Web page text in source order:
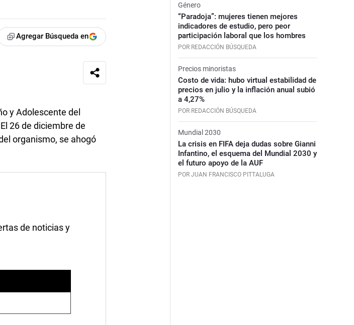
Agregar Búsqueda en
y Adolescente del
26 de diciembre de
organismo, se ahogó
de noticias y
Género
“Paradoja”: mujeres tienen mejores
indicadores de estudio, pero peor
participación laboral que los hombres
POR REDACCIÓN BÚSQUEDA
Precios minoristas
Costo de vida: hubo virtual estabilidad de
precios en julio y la inflación anual subió
a 4,27%
POR REDACCIÓN BÚSQUEDA
Mundial 2030
La crisis en FIFA deja dudas sobre Gianni
Infantino, el esquema del Mundial 2030 y
el futuro apoyo de la AUF
POR JUAN FRANCISCO PITTALUGA